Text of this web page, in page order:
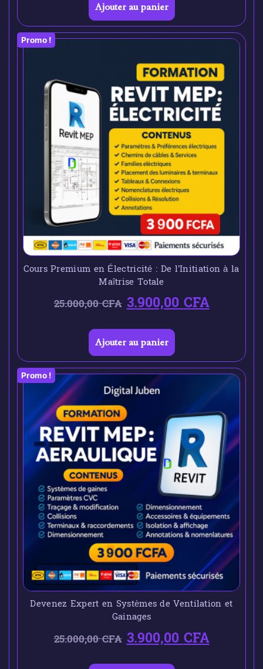
Ajouter au panier
Promo !
Cours Premium en Électricité : De l’Initiation à la
Maîtrise Totale
25.000,00CFA 3.900,00CFA
Ajouter au panier
Promo !
Devenez Expert en Systèmes de Ventilation et
Gainages
25.000,00CFA 3.900,00CFA